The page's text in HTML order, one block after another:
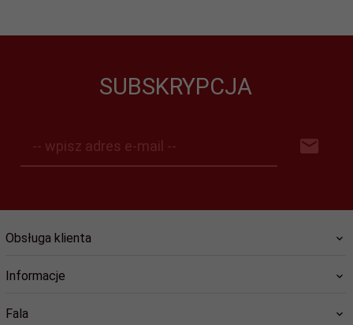
SUBSKRYPCJA
-- wpisz adres e-mail --
Obsługa klienta
Informacje
Fala